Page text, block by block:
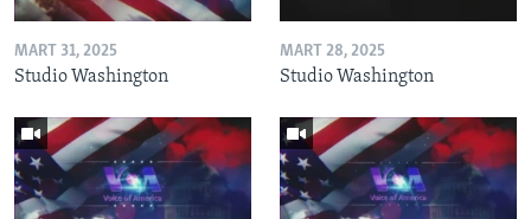
MART 31, 2025
Studio Washington
MART 28, 2025
Studio Washington